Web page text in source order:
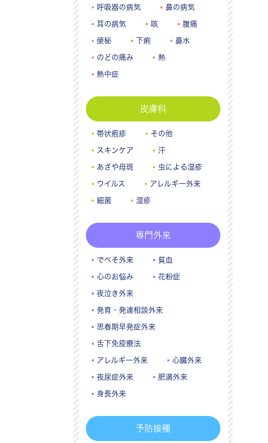
呼吸器の病気 鼻の病気
耳の病気 咳 腹痛
便秘 下痢 鼻水
のどの痛み 熱
熱中症
皮膚科
帯状疱疹 その他
スキンケア 汗
あざや母斑 虫による湿疹
ウイルス アレルギー外来
細菌 湿疹
専門外来
でべそ外来 貧血
心のお悩み 花粉症
夜泣き外来
発育・発達相談外来
思春期早発症外来
舌下免疫療法
アレルギー外来 心臓外来
夜尿症外来 肥満外来
身長外来
予防接種